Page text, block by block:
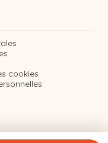
cookies